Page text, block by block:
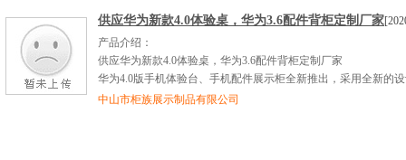
供应华为新款4.0体验桌，华为3.6配件背柜定制厂家
产品介绍：
供应华为新款4.0体验桌，华为3.6配件背柜定制厂家
华为4.0版手机体验台、手机配件展示柜全新推出，采用全新的
中山市柜族展示制品有限公司